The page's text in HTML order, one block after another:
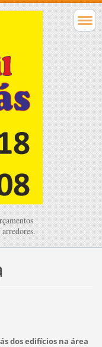
dos edifícios na área